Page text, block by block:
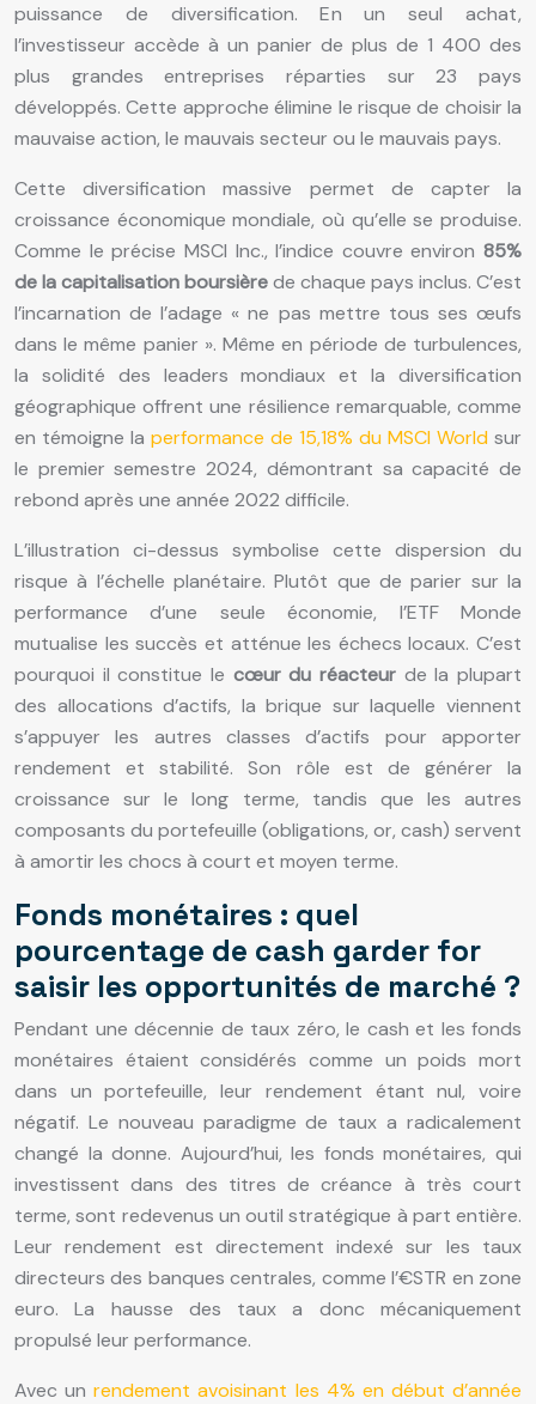
puissance de diversification. En un seul achat,
l’investisseur accède à un panier de plus de 1 400 des
plus grandes entreprises réparties sur 23 pays
développés. Cette approche élimine le risque de choisir la
mauvaise action, le mauvais secteur ou le mauvais pays.
Cette diversification massive permet de capter la
croissance économique mondiale, où qu’elle se produise.
Comme le précise MSCI Inc., l’indice couvre environ 85%
de la capitalisation boursièrede chaque pays inclus. C’est
l’incarnation de l’adage « ne pas mettre tous ses œufs
dans le même panier ». Même en période de turbulences,
la solidité des leaders mondiaux et la diversification
géographique offrent une résilience remarquable, comme
en témoigne la performance de 15,18% du MSCI World sur
le premier semestre 2024, démontrant sa capacité de
rebond après une année 2022 difficile.
L’illustration ci-dessus symbolise cette dispersion du
risque à l’échelle planétaire. Plutôt que de parier sur la
performance d’une seule économie, l’ETF Monde
mutualise les succès et atténue les échecs locaux. C’est
pourquoi il constitue le cœur du réacteur de la plupart
des allocations d’actifs, la brique sur laquelle viennent
s’appuyer les autres classes d’actifs pour apporter
rendement et stabilité. Son rôle est de générer la
croissance sur le long terme, tandis que les autres
composants du portefeuille (obligations, or, cash) servent
à amortir les chocs à court et moyen terme.
Fonds monétaires : quel
pourcentage de cash garder for
saisir les opportunités de marché ?
Pendant une décennie de taux zéro, le cash et les fonds
monétaires étaient considérés comme un poids mort
dans un portefeuille, leur rendement étant nul, voire
négatif. Le nouveau paradigme de taux a radicalement
changé la donne. Aujourd’hui, les fonds monétaires, qui
investissent dans des titres de créance à très court
terme, sont redevenus un outil stratégique à part entière.
Leur rendement est directement indexé sur les taux
directeurs des banques centrales, comme l’€STR en zone
euro. La hausse des taux a donc mécaniquement
propulsé leur performance.
Avec unrendement avoisinant les 4% en début d’année